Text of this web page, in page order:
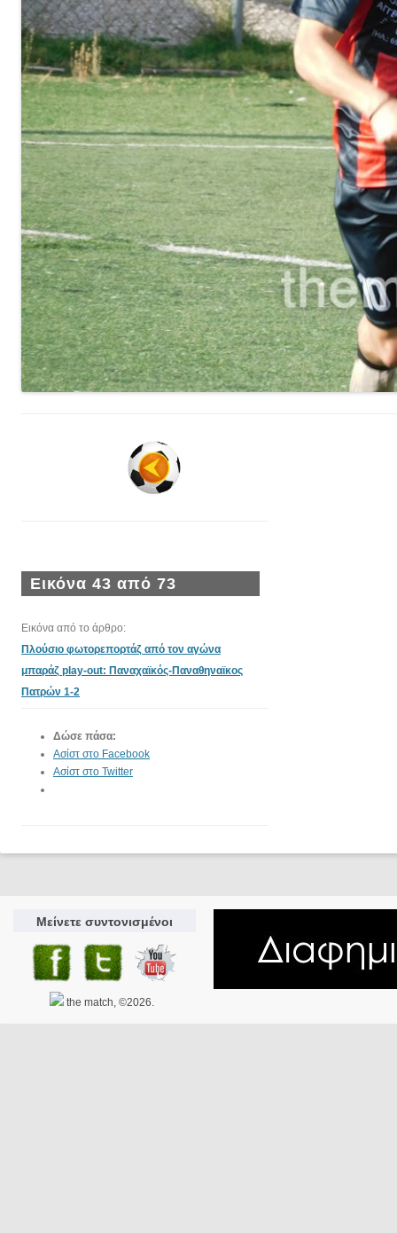
Εικόνα 43 από 73
Εικόνα από το άρθρο:
Πλούσιο φωτορεπορτάζ από τον αγώνα
μπαράζ play-out: Παναχαϊκός-Παναθηναϊκος
Πατρών 1-2
Δώσε πάσα:
Ασίστ στο Facebook
Ασίστ στο Twitter
Μείνετε συντονισμένοι
the match, ©2026.